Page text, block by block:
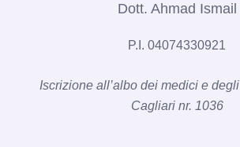
Dott. Ahmad Ismail
P.I. 04074330921
Iscrizione all’albo dei medici e
Cagliari nr. 1036​